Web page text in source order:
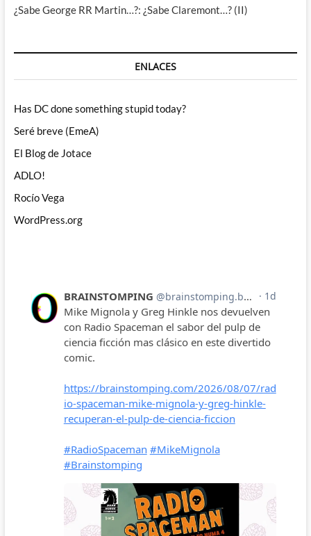
¿Sabe George RR Martin…?: ¿Sabe Claremont…? (II)
ENLACES
Has DC done something stupid today?
Seré breve (EmeA)
El Blog de Jotace
ADLO!
Rocío Vega
WordPress.org